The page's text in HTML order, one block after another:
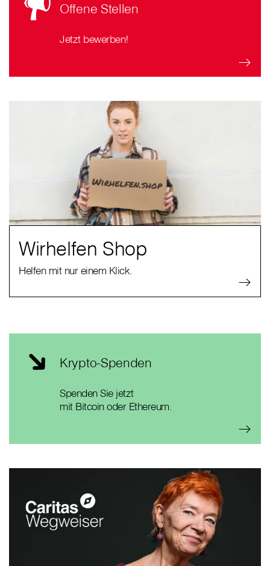
Offene Stellen
Jetzt bewerben!
Wirhelfen Shop
Helfen mit nur einem Klick.
Krypto-Spenden
Spenden Sie jetzt
mit Bitcoin oder Ethereum.